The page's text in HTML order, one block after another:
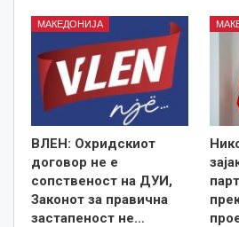
МАКЕДОНИЈА
ВЛЕН: Охридскиот
договор не е
сопственост на ДУИ,
Законот за правична
застапеност не…